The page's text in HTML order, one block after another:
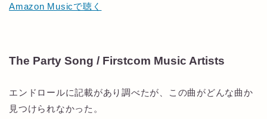
Amazon Musicで聴く
The Party Song / Firstcom Music Artists
エンドロールに記載があり調べたが、この曲がどんな曲か
見つけられなかった。